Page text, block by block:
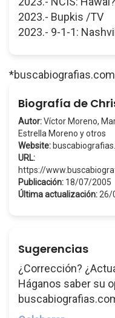
2023.- Bupkis /TV
2023.- 9-1-1:
*buscabiografias.com
Biografía de
Autor:Víctor Moreno,
Estrella Moreno y otros
Website:
URL:
https://
Publicación: 18/07/2005
Última actualización: 26/
Sugerencias
¿Corrección?
Háganos saber su